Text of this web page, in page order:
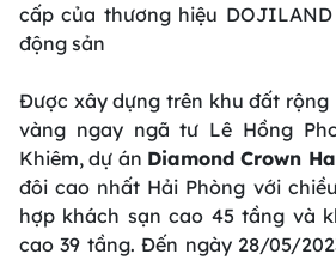
cấp của thương hiệu
động sản
Được xây dựng trên khu đất rộng
vàng ngay ngã tư Lê Hồng
Khiêm, dự án Diamond Crown
đôi cao nhất Hải Phòng với
hợp khách sạn cao 45 tầng và
cao 39 tầng. Đến ngày 28/05/